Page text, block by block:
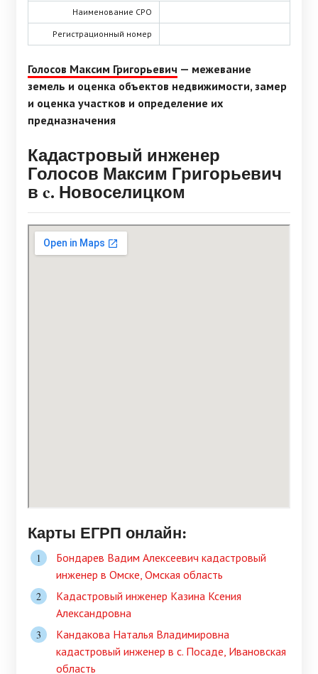
Наименование СРО
Регистрационный номер
Голосов Максим Григорьевич — межевание
земель и оценка объектов недвижимости, замер
и оценка участков и определение их
предназначения
Кадастровый инженер
Голосов Максим Григорьевич
в c. Новоселицком
Карты ЕГРП онлайн:
Бондарев Вадим Алексеевич кадастровый
инженер в Омске, Омская область
Кадастровый инженер Казина Ксения
Александровна
Кандакова Наталья Владимировна
кадастровый инженер в c. Посаде, Ивановская
область